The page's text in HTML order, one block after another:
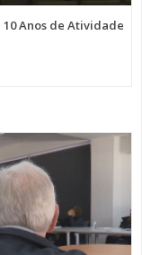
Anos de Atividade